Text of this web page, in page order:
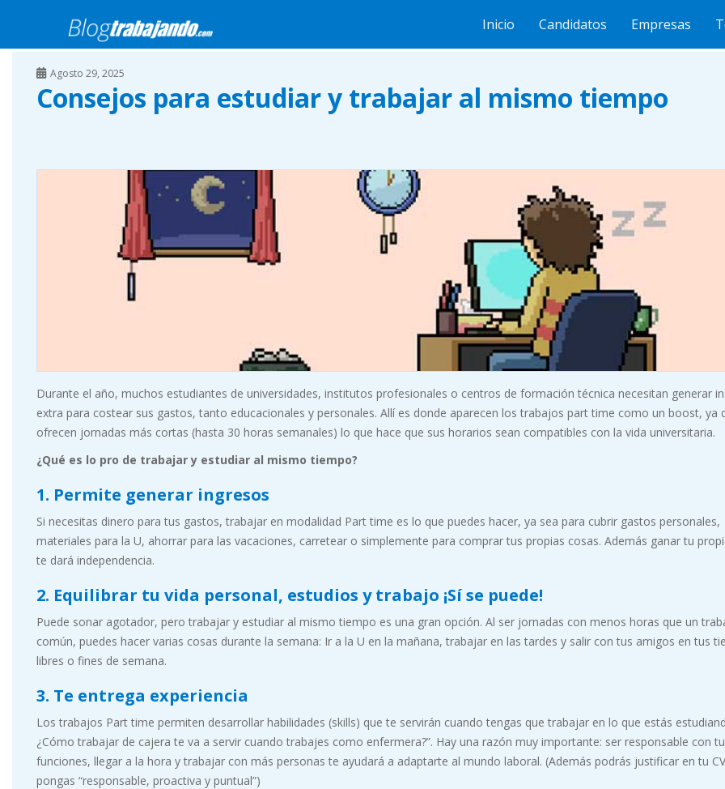
Inicio Candidatos Empresas
Agosto 29, 2025
Consejos para estudiar y trabajar al mismo tiempo
Durante el año, muchos estudiantes de universidades, institutos profesionales o centros de formación técnica necesitan generar
extra para costear sus gastos, tanto educacionales y personales. Allí es donde aparecen los trabajos part time como un boost, ya
ofrecen jornadas más cortas (hasta 30 horas semanales) lo que hace que sus horarios sean compatibles con la vida universitaria.
¿Qué es lo pro de trabajar y estudiar al mismo tiempo?
1. Permite generar ingresos
Si necesitas dinero para tus gastos, trabajar en modalidad Part time es lo que puedes hacer, ya sea para cubrir gastos personales,
materiales para la U, ahorrar para las vacaciones, carretear o simplemente para comprar tus propias cosas. Además ganar tu
te dará independencia.
2. Equilibrar tu vida personal, estudios y trabajo ¡Sí se puede!
Puede sonar agotador, pero trabajar y estudiar al mismo tiempo es una gran opción. Al ser jornadas con menos horas que un
común, puedes hacer varias cosas durante la semana: Ir a la U en la mañana, trabajar en las tardes y salir con tus amigos en tus
libres o fines de semana.
3. Te entrega experiencia
Los trabajos Part time permiten desarrollar habilidades (skills) que te servirán cuando tengas que trabajar en lo que estás
¿Cómo trabajar de cajera te va a servir cuando trabajes como enfermera?”. Hay una razón muy importante: ser responsable con
funciones, llegar a la hora y trabajar con más personas te ayudará a adaptarte al mundo laboral. (Además podrás justificar en tu
pongas “responsable, proactiva y puntual”)